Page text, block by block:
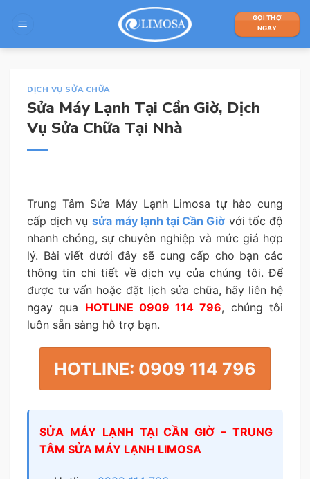
GỌI THỢ
NGAY
DỊCH VỤ SỬA CHỮA
Sửa Máy Lạnh Tại Cần Giờ, Dịch
Vụ Sửa Chữa Tại Nhà
Trung Tâm Sửa Máy Lạnh Limosa tự hào cung
cấp dịch vụ sửa máy lạnh tại Cần Giờ với tốc độ
nhanh chóng, sự chuyên nghiệp và mức giá hợp
lý. Bài viết dưới đây sẽ cung cấp cho bạn các
thông tin chi tiết về dịch vụ của chúng tôi. Để
được tư vấn hoặc đặt lịch sửa chữa, hãy liên hệ
ngay qua HOTLINE 0909 114 796, chúng tôi
luôn sẵn sàng hỗ trợ bạn.
HOTLINE: 0909 114 796
SỬA MÁY LẠNH TẠI CẦN GIỜ – TRUNG
TÂM SỬA MÁY LẠNH LIMOSA